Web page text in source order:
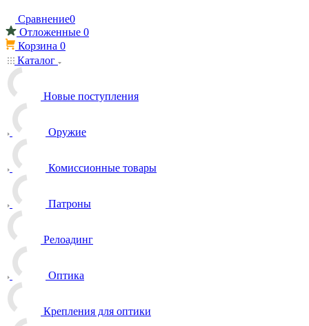
Сравнение0
Отложенные 0
Корзина 0
Каталог
Новые поступления
Оружие
Комиссионные товары
Патроны
Релоадинг
Оптика
Крепления для оптики